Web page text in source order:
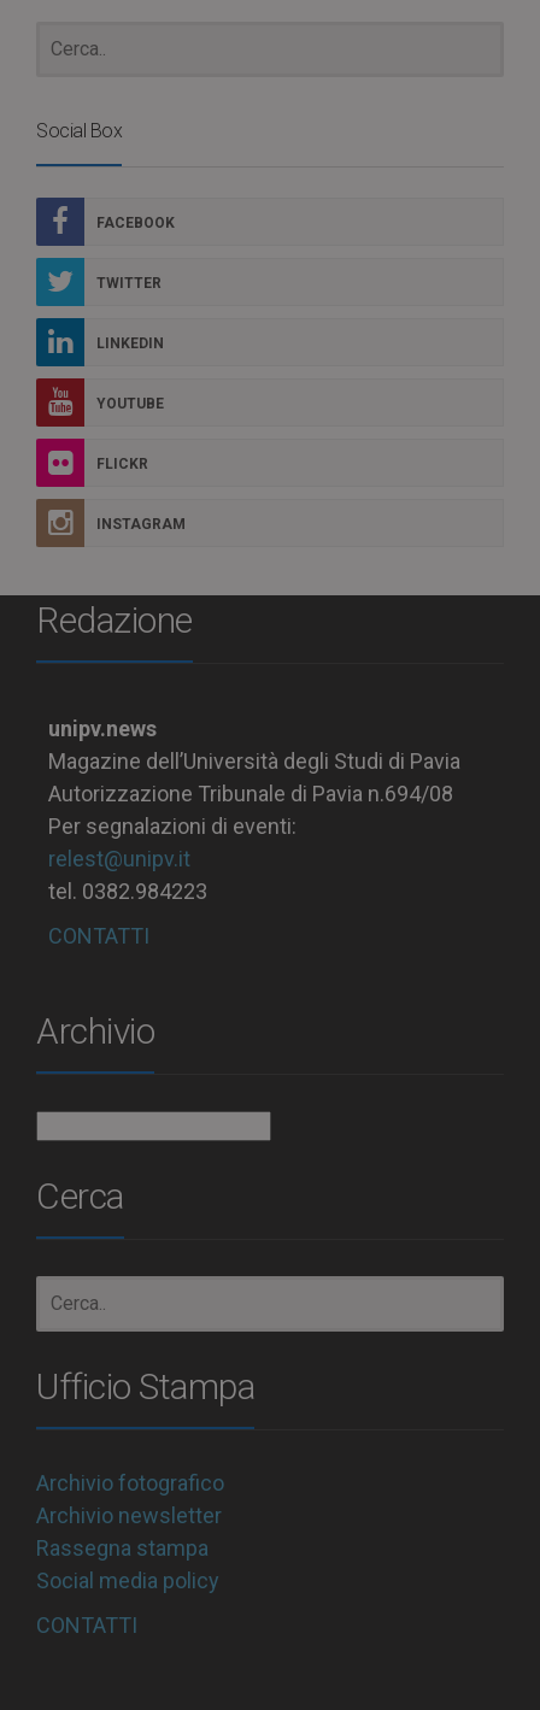
Social Box
FACEBOOK
TWITTER
LINKEDIN
YOUTUBE
FLICKR
INSTAGRAM
Redazione
unipv.news
Magazine dell’Università degli Studi di Pavia
Autorizzazione Tribunale di Pavia n.694/08
Per segnalazioni di eventi:
relest@unipv.it
tel. 0382.984223
CONTATTI
Archivio
Cerca
Ufficio Stampa
Archivio fotografico
Archivio newsletter
Rassegna stampa
Social media policy
CONTATTI